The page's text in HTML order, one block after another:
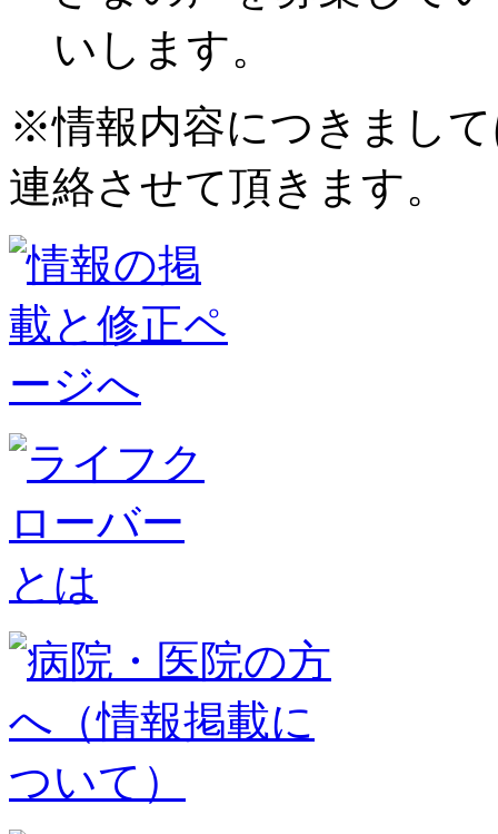
いします。
※情報内容につきまし
連絡させて頂きます。